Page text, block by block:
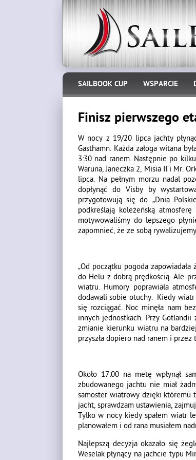
SAILBOOK CUP WSPARCIE
Finisz pierwszego
W nocy z 19/20 lipca jachty
Gasthamn. Każda załoga witana
3:30 nad ranem. Następnie po
Waruna, Janeczka 2, Misia II i Mr.
lipca. Na pełnym morzu nadal
dopłynąć do Visby by
przygotowują się do „Dnia
podkreślają koleżeńską
motywowaliśmy do lepszego
zapomnieć, że ze sobą
„Od początku pogoda
do Helu z dobrą prędkością. Ale
wiatru. Humory poprawiała
dodawali sobie otuchy. Kiedy wiatr
się rozciągać. Noc minęła nam
innych jednostkach. Przy
zmianie kierunku wiatru na
przyszła dopiero nad ranem i
Około 17:00 na metę wpłynął
zbudowanego jachtu nie miał
samoster wiatrowy dzięki któremu
jacht, sprawdzam ustawienia,
Tylko w nocy kiedy spałem wiatr
planowałem i od rana musiałem
Najlepszą decyzja okazało się
Weselak płynący na jachcie typu